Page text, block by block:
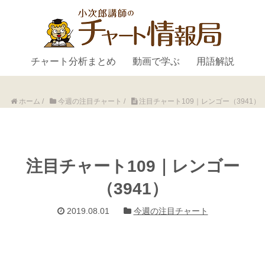
チャート分析まとめ 動画で学ぶ 用語解説
ホーム / 今週の注目チャート / 注目チャート109｜レンゴー（3941）
注目チャート109｜レンゴー
（3941）
2019.08.01 今週の注目チャート